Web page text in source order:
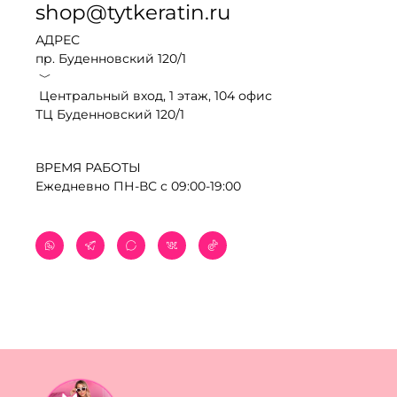
shop@tytkeratin.ru
АДРЕС
пр. Буденновский 120/1
﹀
Центральный вход, 1 этаж, 104 офис
ТЦ Буденновский 120/1
ВРЕМЯ РАБОТЫ
Ежедневно ПН-ВС с 09:00-19:00